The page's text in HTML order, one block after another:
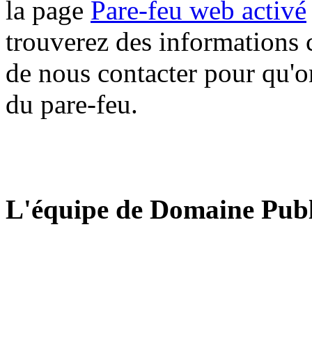
la page Pare-feu web activé
trouverez des informations
de nous contacter pour
du pare-feu.
L'équipe de Domaine